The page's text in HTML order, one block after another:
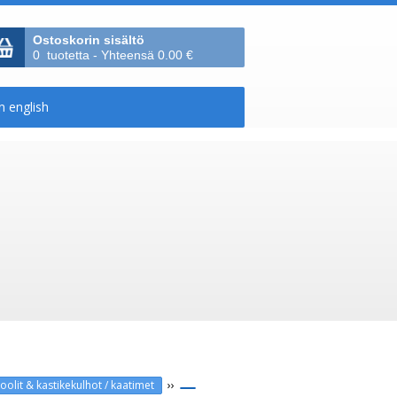
Ostoskorin sisältö
0 tuotetta - Yhteensä 0.00 €
& kastikekulhot / kaatimet ››